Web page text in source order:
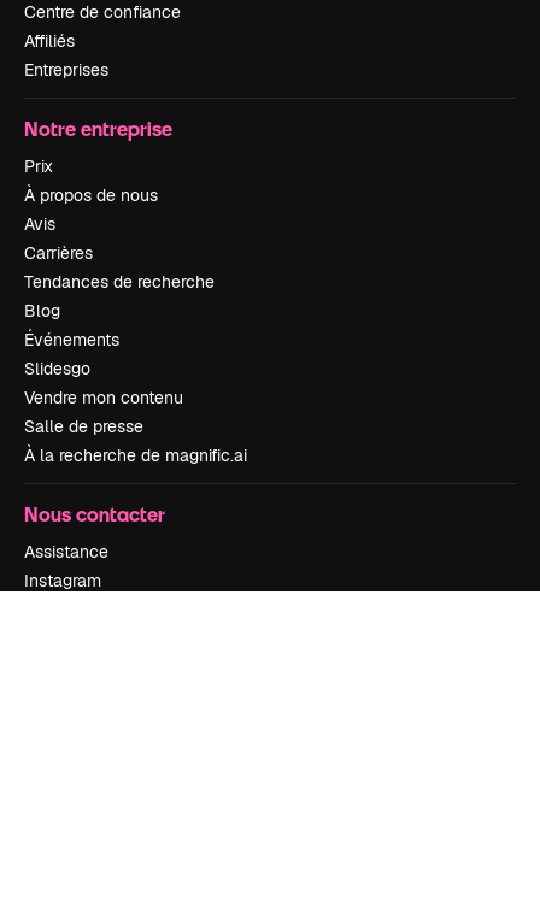
Centre de confiance
Affiliés
Entreprises
Notre entreprise
Prix
À propos de nous
Avis
Carrières
Tendances de recherche
Blog
Événements
Slidesgo
Vendre mon contenu
Salle de presse
À la recherche de magnific.ai
Nous contacter
Assistance
Instagram